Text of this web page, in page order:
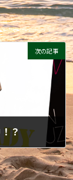
次の記事
？